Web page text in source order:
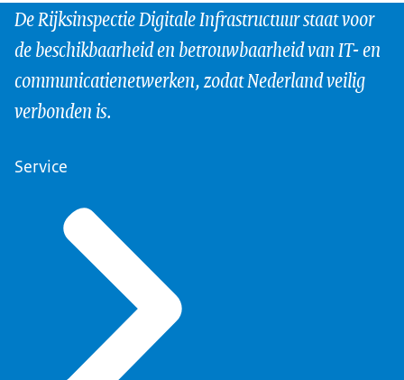
De Rijksinspectie Digitale Infrastructuur staat voor
de beschikbaarheid en betrouwbaarheid van IT- en
communicatienetwerken, zodat Nederland veilig
verbonden is.
Service